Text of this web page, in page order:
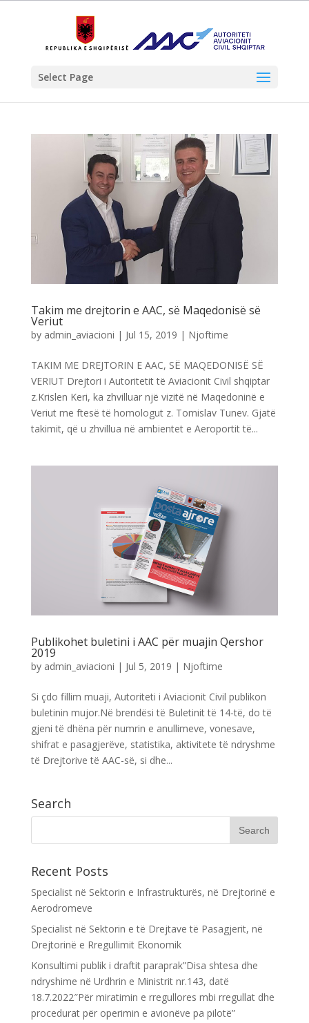
Select Page
Takim me drejtorin e AAC, së Maqedonisë së
Veriut
by admin_aviacioni | Jul 15, 2019 | Njoftime
TAKIM ME DREJTORIN E AAC, SË MAQEDONISË SË
VERIUT Drejtori i Autoritetit të Aviacionit Civil shqiptar
z.Krislen Keri, ka zhvilluar një vizitë në Maqedoninë e
Veriut me ftesë të homologut z. Tomislav Tunev. Gjatë
takimit, që u zhvillua në ambientet e Aeroportit të...
Publikohet buletini i AAC për muajin Qershor
2019
by admin_aviacioni | Jul 5, 2019 | Njoftime
Si çdo fillim muaji, Autoriteti i Aviacionit Civil publikon
buletinin mujor.Në brendësi të Buletinit të 14-të, do të
gjeni të dhëna për numrin e anullimeve, vonesave,
shifrat e pasagjerëve, statistika, aktivitete të ndryshme
të Drejtorive të AAC-së, si dhe...
Search
Recent Posts
Specialist në Sektorin e Infrastrukturës, në Drejtorinë e
Aerodromeve
Specialist në Sektorin e të Drejtave të Pasagjerit, në
Drejtorinë e Rregullimit Ekonomik
Konsultimi publik i draftit paraprak”Disa shtesa dhe
ndryshime në Urdhrin e Ministrit nr.143, datë
18.7.2022″Për miratimin e rregullores mbi rregullat dhe
procedurat për operimin e avionëve pa pilotë”